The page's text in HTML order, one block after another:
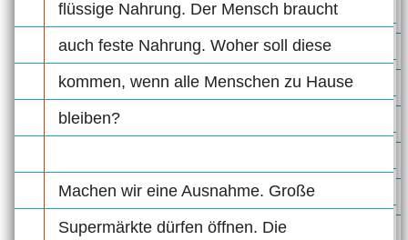
flüssige Nahrung. Der Mensch braucht
auch feste Nahrung. Woher soll diese
kommen, wenn alle Menschen zu Hause
bleiben?
Machen wir eine Ausnahme. Große
Supermärkte dürfen öffnen. Die